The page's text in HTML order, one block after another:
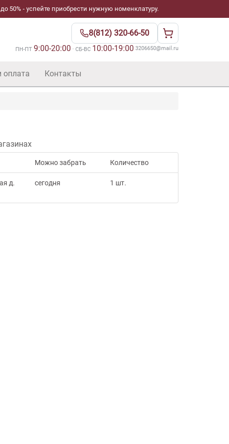
50% - успейте приобрести нужную номенклатуру.
8(812) 320-66-50
ПН-ПТ 9:00-20:00 · СБ-ВС 10:00-19:00·3206650@mail.ru
оплата Контакты
Можно забрать Количество
д.
сегодня 1 шт.